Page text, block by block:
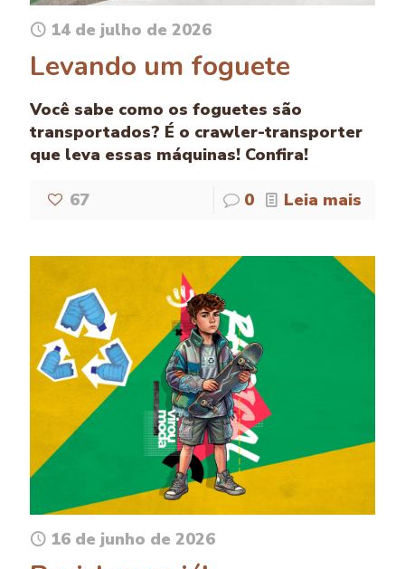
14 de julho de 2026
Levando um foguete
Você sabe como os foguetes são
transportados? É o crawler-transporter
que leva essas máquinas! Confira!
67 0 Leia mais
16 de junho de 2026